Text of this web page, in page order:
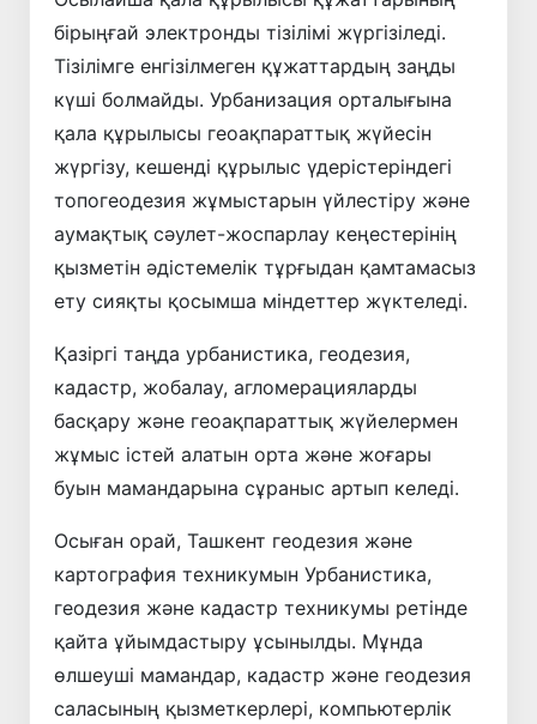
бірыңғай электронды тізілімі жүргізіледі.
Тізілімге енгізілмеген құжаттардың заңды
күші болмайды. Урбанизация орталығына
қала құрылысы геоақпараттық жүйесін
жүргізу, кешенді құрылыс үдерістеріндегі
топогеодезия жұмыстарын үйлестіру және
аумақтық сәулет-жоспарлау кеңестерінің
қызметін әдістемелік тұрғыдан қамтамасыз
ету сияқты қосымша міндеттер жүктеледі.
Қазіргі таңда урбанистика, геодезия,
кадастр, жобалау, агломерацияларды
басқару және геоақпараттық жүйелермен
жұмыс істей алатын орта және жоғары
буын мамандарына сұраныс артып келеді.
Осыған орай, Ташкент геодезия және
картография техникумын Урбанистика,
геодезия және кадастр техникумы ретінде
қайта ұйымдастыру ұсынылды. Мұнда
өлшеуші мамандар, кадастр және геодезия
саласының қызметкерлері, компьютерлік